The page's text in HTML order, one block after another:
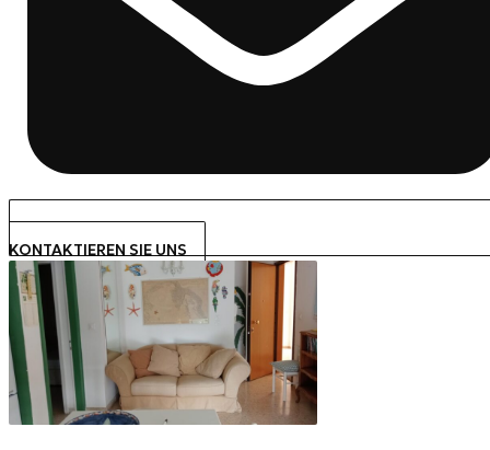
KONTAKTIEREN SIE UNS